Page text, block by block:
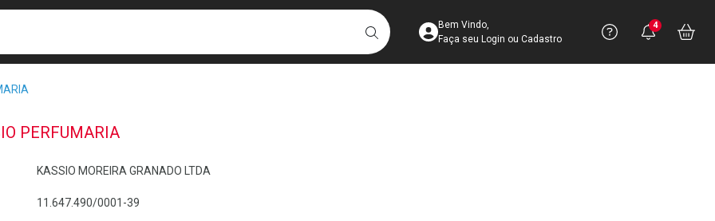
BUSCARAcesse sua Conta
Bem Vindo,
Faça seu Login ou Cadastro
Precisa
Ver Recursos
Você
4
PERFUMARIA
KASSIO MOREIRA GRANADO LTDA
11.647.490/0001-39